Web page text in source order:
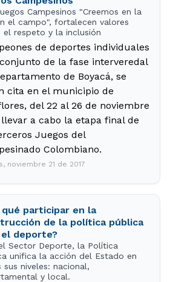
Campesinos "Creemos en la
el campo", fortalecen valores
el respeto y la inclusión
de deportes individuales
de la fase interveredal
de Boyacá, se
cita en el municipio de
del 22 al 26 de noviembre
a cabo la etapa final de
Juegos del
Colombiano.
noviembre 21 de 2017
qué participar en la
de la política pública
el deporte?
Sector Deporte, la Política
unifica la acción del Estado en
niveles: nacional,
y local.